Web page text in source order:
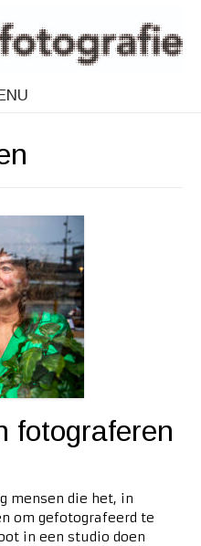
fotograferen
mensen die het, in
om gefotografeerd te
in een studio doen